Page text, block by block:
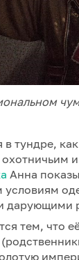
тундре,
Анна
условиям
дарующими
тем, что